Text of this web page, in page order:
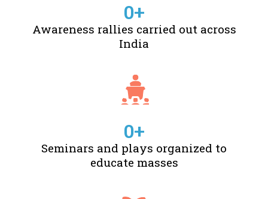
Awareness rallies carried out across
India
0+
Seminars and plays organized to
educate masses
0+